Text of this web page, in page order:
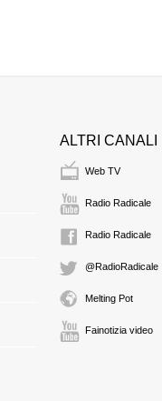
ALTRI CANALI
Web TV
Radio Radicale
Radio Radicale
@RadioRadicale
Melting Pot
Fainotizia video